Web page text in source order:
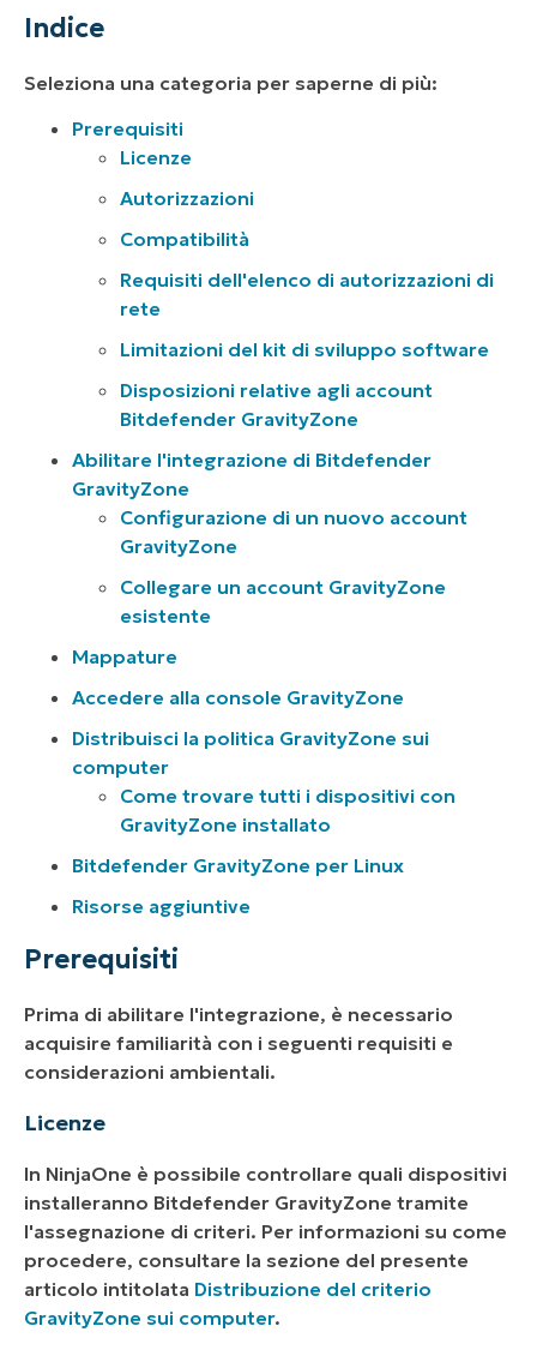
Indice
Seleziona una categoria per saperne di più:
Prerequisiti
Licenze
Autorizzazioni
Compatibilità
Requisiti dell'elenco di autorizzazioni di
rete
Limitazioni del kit di sviluppo software
Disposizioni relative agli account
Bitdefender GravityZone
Abilitare l'integrazione di Bitdefender
GravityZone
Configurazione di un nuovo account
GravityZone
Collegare un account GravityZone
esistente
Mappature
Accedere alla console GravityZone
Distribuisci la politica GravityZone sui
computer
Come trovare tutti i dispositivi con
GravityZone installato
Bitdefender GravityZone per Linux
Risorse aggiuntive
Prerequisiti
Prima di abilitare l'integrazione, è necessario
acquisire familiarità con i seguenti requisiti e
considerazioni ambientali.
Licenze
In NinjaOne è possibile controllare quali dispositivi
installeranno Bitdefender GravityZone tramite
l'assegnazione di criteri. Per informazioni su come
procedere, consultare la sezione del presente
articolo intitolata Distribuzione del criterio
GravityZone sui computer.